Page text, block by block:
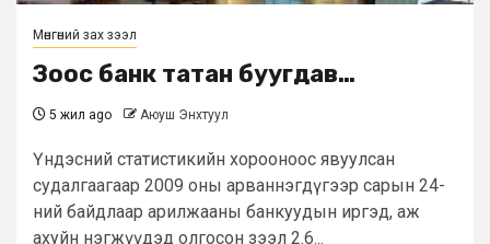
Мөнгөний зах зээл
Зоос банк татан буугдав…
5 жил ago Аюуш Энхтуул
Үндэсний статистикийн хорооноос явуулсан
судалгаагаар 2009 оны арваннэгдүгээр сарын 24-
ний байдлаар арилжааны банкуудын иргэд, аж
ахуйн нэгжүүдэд олгосон зээл 2.6...